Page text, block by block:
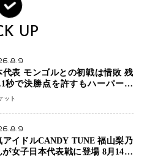
UP
代表 モンゴルとの初戦は惜敗 残
秒で決勝点を許すもハーパージ
ア15得点 カーク18得点と存在感
ット
アイドルCANDY TUNE 福山梨乃
が女子日本代表戦に登場 8月14日